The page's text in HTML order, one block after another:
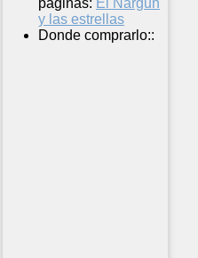
páginas: El Nargun
y las estrellas
Donde comprarlo::